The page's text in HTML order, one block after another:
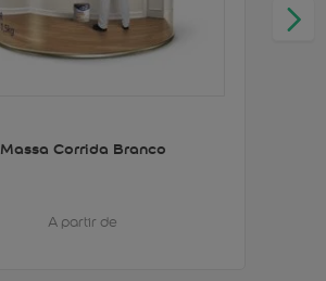
Massa Corrida Branco
A partir de